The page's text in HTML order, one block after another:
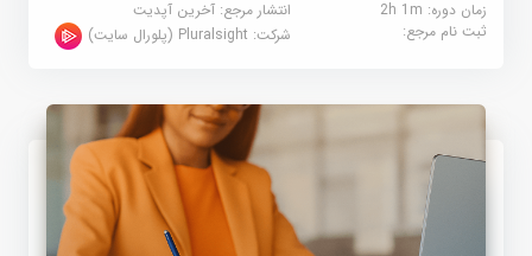
زمان دوره: 2h 1m
انتشار مرجع:آخرین آپدیت
ثبت نام مرجع:
شرکت:Pluralsight (پلورال سایت)